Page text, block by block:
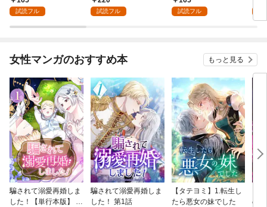
試読フル
執着えっちされるんで
試読フル 試読フル
女性マンガのおすすめ本 もっと見る
騙されて溺愛再婚しま
した！【単行本版】 1
騙されて溺愛再婚しま
した！ 第1話
【タテヨミ】1.転生し
たら悪女の妹でした
の